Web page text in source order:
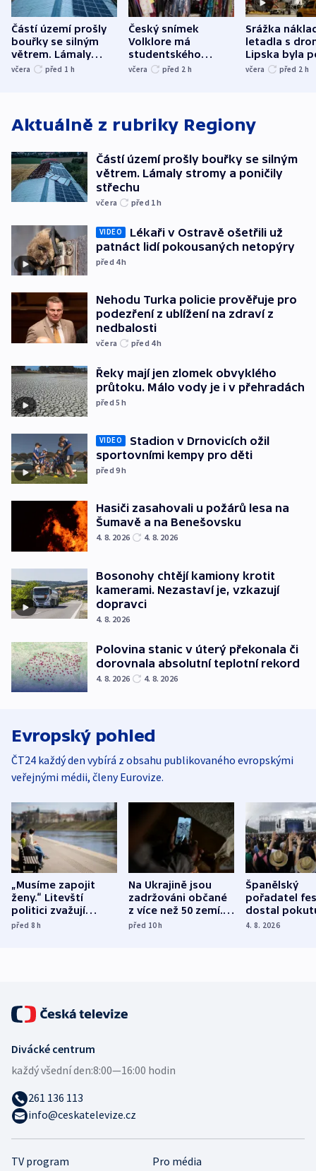
Částí území prošly
bouřky se silným
větrem. Lámaly
stromy a poničily
včera před 1 h
Český snímek
Volklore má
studentského
Oscara, zabojuje o
včera před 2 h
Srážka
letadla s
Lipska byla
německého
včera před 2 h
Aktuálně z rubriky Regiony
Částí území prošly bouřky se silným
větrem. Lámaly stromy a poničily
střechu
včera před 1h
VIDEO
Lékaři v Ostravě ošetřili už
patnáct lidí pokousaných netopýry
před 4h
Nehodu Turka policie prověřuje pro
podezření z ublížení na zdraví z
nedbalosti
včera před 4h
Řeky mají jen zlomek obvyklého
průtoku. Málo vody je i v přehradách
před 5h
VIDEO
Stadion v Drnovicích ožil
sportovními kempy pro děti
před 9h
Hasiči zasahovali u požárů lesa na
Šumavě a na Benešovsku
4. 8. 2026 4. 8. 2026
Bosonohy chtějí kamiony krotit
kamerami. Nezastaví je, vzkazují
dopravci
4. 8. 2026
Polovina stanic v úterý překonala či
dorovnala absolutní teplotní rekord
4. 8. 2026 4. 8. 2026
Evropský pohled
ČT24 každý den vybírá z obsahu publikovaného evropskými
veřejnými médii, členy Eurovize.
„Musíme zapojit
ženy.“ Litevští
politici zvažují
dohodu o
před 8h
Na Ukrajině jsou
zadržováni občané
z více než 50 zemí.
Bojovali na straně
před 10h
Španělský
pořadatel
dostal
nekalé
4. 8. 2026
TV program
Pro média
Divácké centrum
každý všední den:8:00—16:00 hodin
261 136 113
info@ceskatelevize.cz